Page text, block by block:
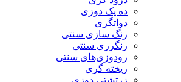
ده یک دوزی
دواتگری
رنگ سازی سنتی
رنگرزی سنتی
رودوزی‌های سنتی
ریخته گری
زرتشتی دوزی